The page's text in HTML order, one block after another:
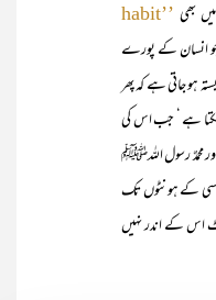
بھی
’’habit
جو انسان کے پورے
ہو جاتی ہے کہ پھر
سکتا ہے ‘ جب اس کی
محمدٌ رسول اللہﷺ
کسی کے ہونٹوں تک
اس کے اندر نہیں